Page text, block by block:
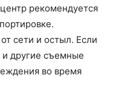
рекомендуется
сети и остыл. Если
другие съемные
во время